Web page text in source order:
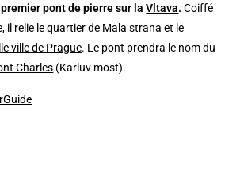
pont de pierre sur laVltava. Coiffé
il relie le quartier de Mala strana et le
ville de Prague. Le pont prendra le nom du
Charles (Karluv most).